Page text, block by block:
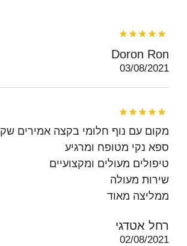
Doron Ron
03/08/2021
מקום עם נוף חלומי בקצה אמירים
ספא נקי מטופח ומרגיע
טיפולים מעולים ומקצועיים
שירות מעולה
ממליצה מאוד
רחל אטדגי
02/08/2021